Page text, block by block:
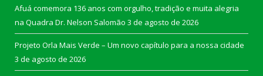
Afuá comemora 136 anos com orgulho, tradição e muita alegria
na Quadra Dr. Nelson Salomão 3 de agosto de 2026
Projeto Orla Mais Verde – Um novo capítulo para a nossa cidade
3 de agosto de 2026